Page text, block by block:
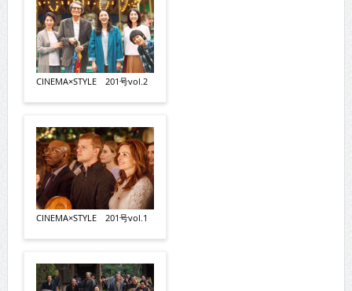
CINEMA×STYLE 201号vol.2
CINEMA×STYLE 201号vol.1